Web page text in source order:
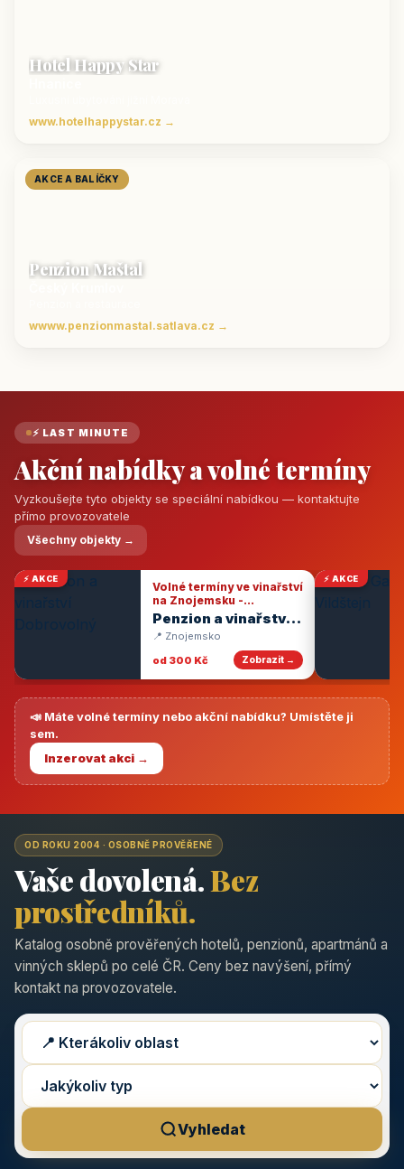
Hotel Happy Star
www.hotelhappystar.cz →
AKCE A BALÍČKY
Penzion Maštal
wwww.penzionmastal.satlava.cz →
⚡ LAST MINUTE
Akční nabídky a volné termíny
Vyzkoušejte tyto objekty se speciální nabídkou — kontaktujte
přímo provozovatele
Všechny objekty →
⚡ AKCE
Volné termíny ve vinařství
na Znojemsku -
degustace vín
Penzion a vinařství
Dobrovolný
📍 Znojemsko
od 300 Kč
Zobrazit →
⚡ AKCE
📣 Máte volné termíny nebo akční nabídku? Umístěte ji
sem.
Inzerovat akci →
OD ROKU 2004 · OSOBNĚ PROVĚŘENÉ
Vaše dovolená.Bez
prostředníků.
Katalog osobně prověřených hotelů, penzionů, apartmánů a
vinných sklepů po celé ČR. Ceny bez navýšení, přímý
kontakt na provozovatele.
Vyhledat